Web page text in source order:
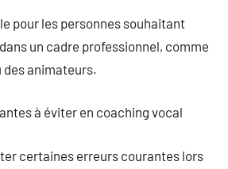
pour les personnes souhaitant
un cadre professionnel, comme
des animateurs.
à éviter en coaching vocal
certaines erreurs courantes lors